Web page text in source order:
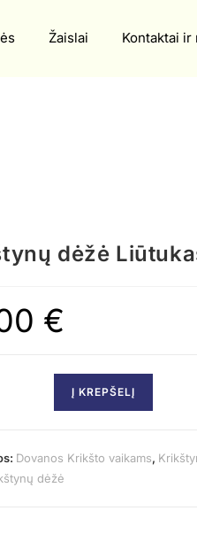
Žaislai Kontaktai ir
dėžė
€
Į KREPŠELĮ
Dovanos Krikšto vaikams,
dėžė